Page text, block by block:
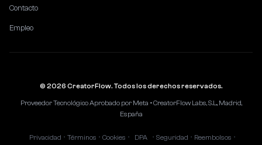
Contacto
Empleo
© 2026 CreatorFlow. Todos los derechos reservados.
Proveedor Tecnológico Aprobado por Meta • CreatorFlow Labs, S.L., Madrid,
España
Privacidad • Términos • Cookies • DPA • Seguridad • Reembolsos •